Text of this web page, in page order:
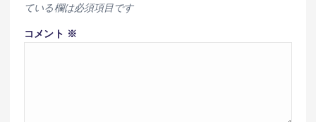
ている欄は必須項目です
コメント ※